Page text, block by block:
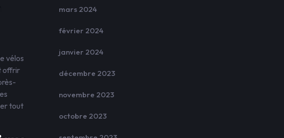
vélos
offrir
tout
mars 2024
février 2024
janvier 2024
décembre 2023
novembre 2023
octobre 2023